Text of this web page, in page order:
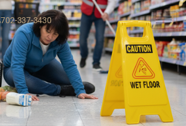
702-337-3430